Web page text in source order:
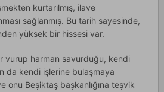
kurtarılmış, ilave
sağlanmış. Bu tarih sayesinde,
yüksek bir hissesi var.
vurup harman savurduğu, kendi
da kendi işlerine bulaşmaya
onu Beşiktaş başkanlığına teşvik